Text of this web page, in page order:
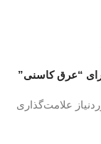
“عرق کاسنی”
علامت‌گذاری